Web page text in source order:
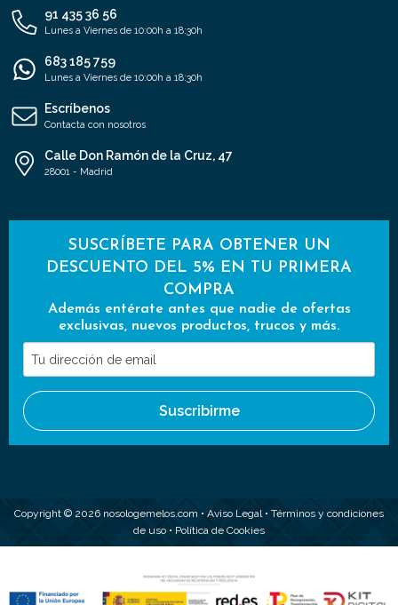
91 435 36 56
Lunes a Viernes de 10:00h a 18:30h
683 185 759
Lunes a Viernes de 10:00h a 18:30h
Escríbenos
Contacta con nosotros
Calle Don Ramón de la Cruz, 47
28001 - Madrid
SUSCRÍBETE PARA OBTENER UN
DESCUENTO DEL 5% EN TU PRIMERA
COMPRA
Además entérate antes que nadie de ofertas
exclusivas, nuevos productos, trucos y más.
Tu
dirección
de
email
Suscribirme
Copyright © 2026 nosologemelos.com • Aviso Legal• Términos y condiciones
de uso • Política de Cookies